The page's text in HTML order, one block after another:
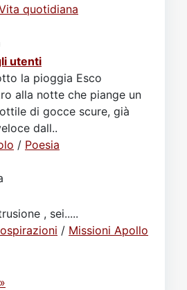
quotidiana
utenti
la pioggia Esco
alla notte che piange un
di gocce scure, già
dall..
/ Poesia
, sei.....
/ Missioni Apollo